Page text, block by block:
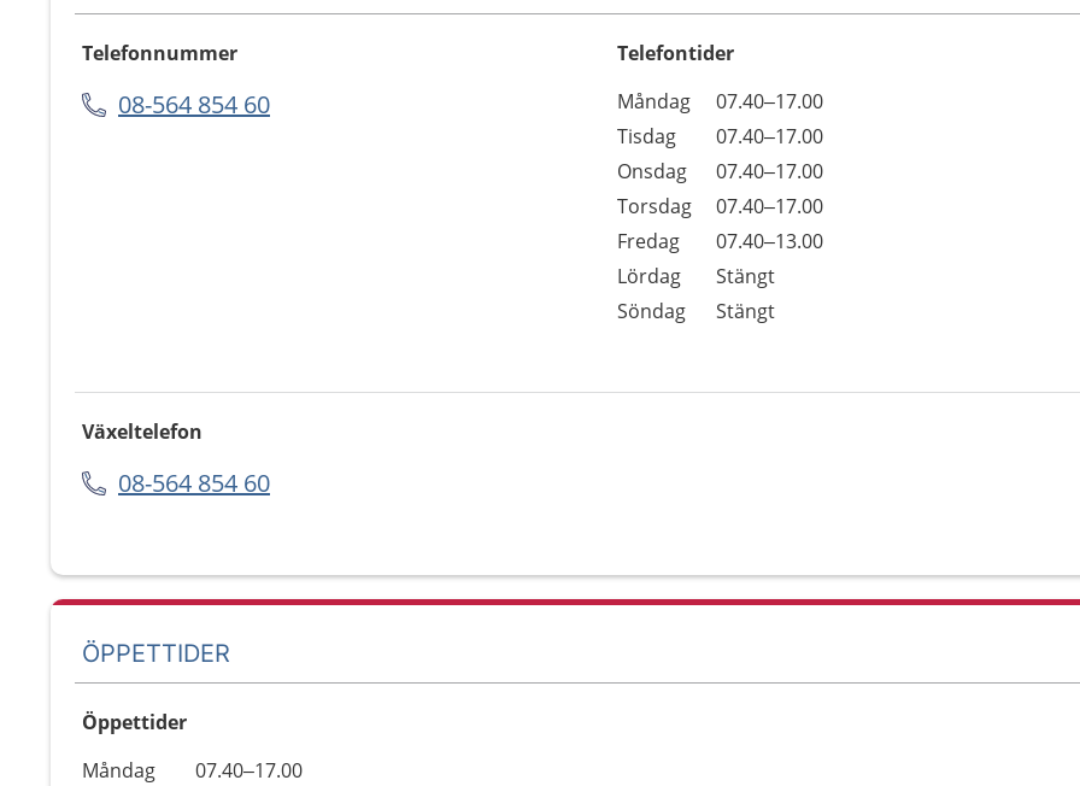
Telefonnummer
08-564 854 60
Telefontider
Dag
Öppettider
Kommentarer
Måndag
07.40–17.00
Tisdag
07.40–17.00
Onsdag
07.40–17.00
Torsdag
07.40–17.00
Fredag
07.40–13.00
Lördag
Stängt
Söndag
Stängt
Växeltelefon
08-564 854 60
ÖPPETTIDER
Öppettider
Dag
Öppettider
Kommentarer
Måndag
07.40–17.00